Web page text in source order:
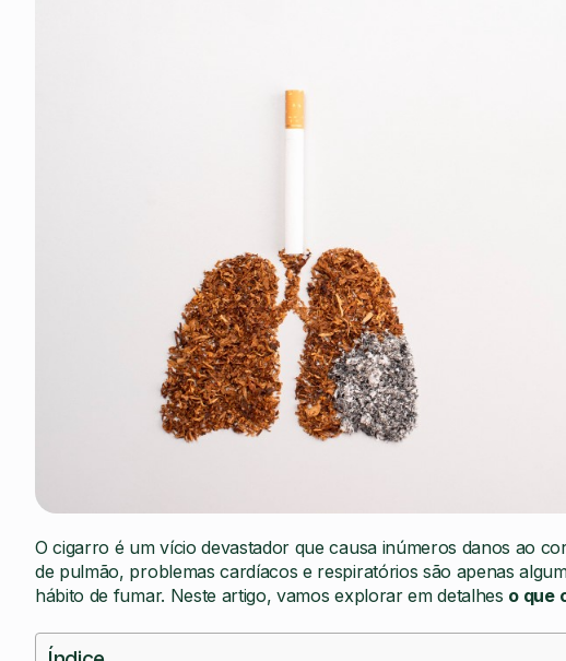
O cigarro é um vício devastador que causa inúmeros danos ao
de pulmão, problemas cardíacos e respiratórios são apenas
hábito de fumar. Neste artigo, vamos explorar em detalhes o que